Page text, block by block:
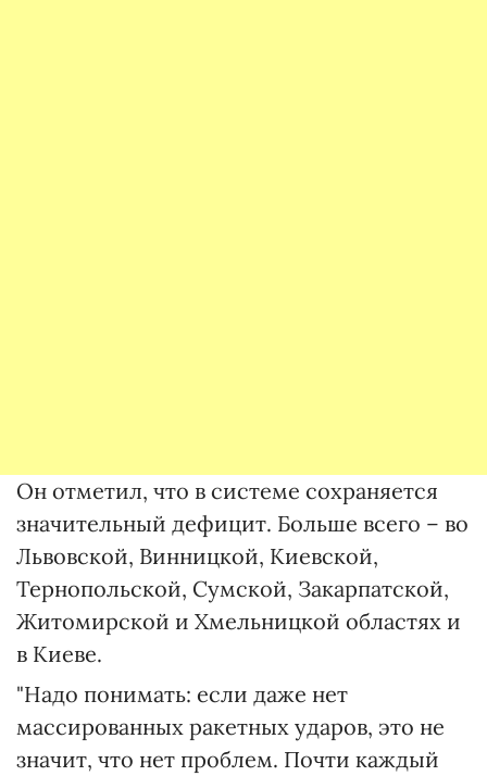
Он отметил, что в системе сохраняется
значительный дефицит. Больше всего – во
Львовской, Винницкой, Киевской,
Тернопольской, Сумской, Закарпатской,
Житомирской и Хмельницкой областях и
в Киеве.
"Надо понимать: если даже нет
массированных ракетных ударов, это не
значит, что нет проблем. Почти каждый